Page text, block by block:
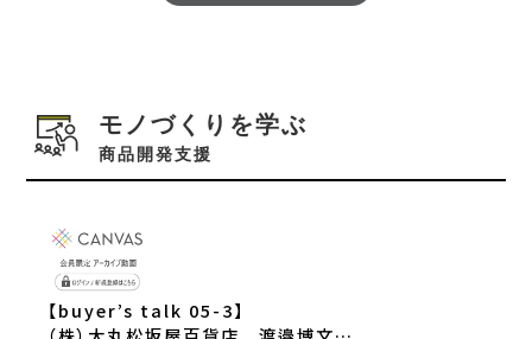
モノづくりを学ぶ
商品開発支援
【buyer’s talk 05-3】